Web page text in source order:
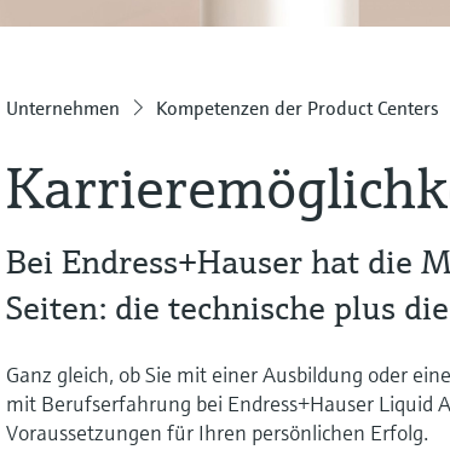
Unternehmen Kompetenzen der Product Centers
Bei Endress+Hauser hat die
Seiten: die technische plus
Ganz gleich, ob Sie mit einer Ausbildung oder
mit Berufserfahrung bei Endress+Hauser Liquid
Voraussetzungen für Ihren persönlichen Erfolg.